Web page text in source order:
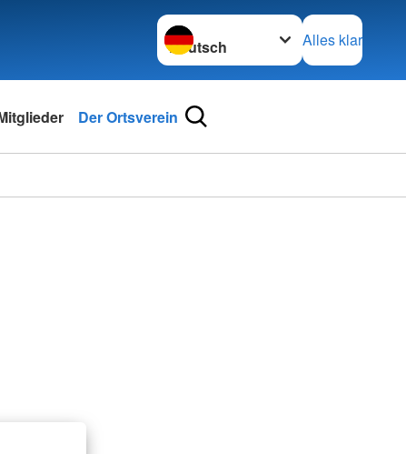
Sprache wechseln zu
Alles klar
Der Ortsverein